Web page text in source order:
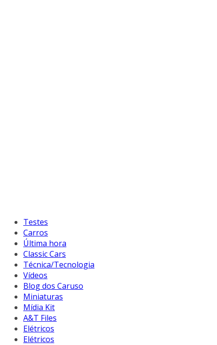
Testes
Carros
Última hora
Classic Cars
Técnica/Tecnologia
Vídeos
Blog dos Caruso
Miniaturas
Mídia Kit
A&T Files
Elétricos
Elétricos